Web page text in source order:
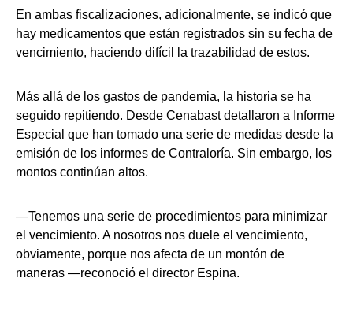
En ambas fiscalizaciones, adicionalmente, se indicó que
hay medicamentos que están registrados sin su fecha de
vencimiento, haciendo difícil la trazabilidad de estos.
Más allá de los gastos de pandemia, la historia se ha
seguido repitiendo. Desde Cenabast detallaron a Informe
Especial que han tomado una serie de medidas desde la
emisión de los informes de Contraloría. Sin embargo, los
montos continúan altos.
—Tenemos una serie de procedimientos para minimizar
el vencimiento. A nosotros nos duele el vencimiento,
obviamente, porque nos afecta de un montón de
maneras —reconoció el director Espina.